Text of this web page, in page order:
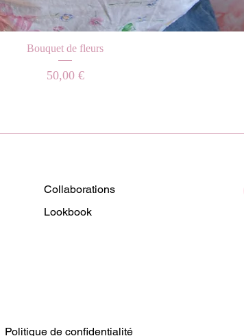
Aperçu rapide
Bouquet de fleurs
Prix
50,00 €
Collaborations
Lookbook
Politique de confidentialité